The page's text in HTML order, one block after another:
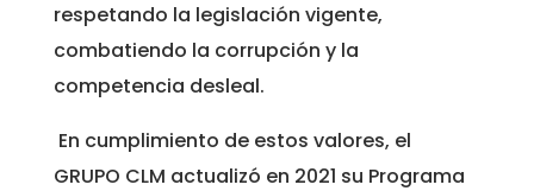
respetando la legislación vigente,
combatiendo la corrupción y la
competencia desleal.
En cumplimiento de estos valores, el
GRUPO CLM actualizó en 2021 su Programa